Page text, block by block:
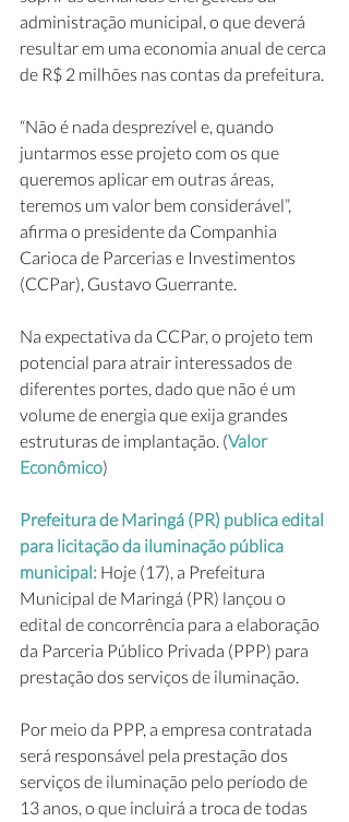
administração municipal, o que deverá
resultar em uma economia anual de cerca
de R$ 2 milhões nas contas da prefeitura.
“Não é nada desprezível e, quando
juntarmos esse projeto com os que
queremos aplicar em outras áreas,
teremos um valor bem considerável”,
afirma o presidente da Companhia
Carioca de Parcerias e Investimentos
(CCPar), Gustavo Guerrante.
Na expectativa da CCPar, o projeto tem
potencial para atrair interessados de
diferentes portes, dado que não é um
volume de energia que exija grandes
estruturas de implantação. (Valor
Econômico)
Prefeitura de Maringá (PR) publica edital
para licitação da iluminação pública
municipal: Hoje (17), a Prefeitura
Municipal de Maringá (PR) lançou o
edital de concorrência para a elaboração
da Parceria Público Privada (PPP) para
prestação dos serviços de iluminação.
Por meio da PPP, a empresa contratada
será responsável pela prestação dos
serviços de iluminação pelo período de
13 anos, o que incluirá a troca de todas